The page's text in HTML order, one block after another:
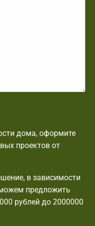
дома, оформите
проектов от
в зависимости
предложить
рублей до 2000000